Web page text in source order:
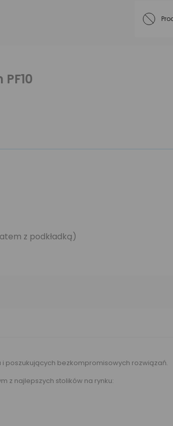
z podkładką)
i poszukujących bezkompromisowych rozwiązań.
z najlepszych stolików na rynku: